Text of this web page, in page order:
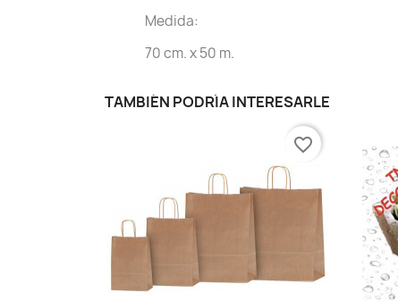
Medida:
70 cm. x 50 m.
TAMBIÉN PODRÍA INTERESARLE
favorite_border